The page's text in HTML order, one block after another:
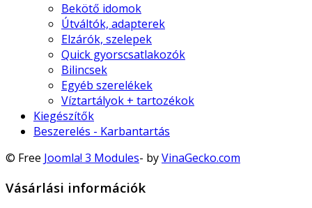
Bekötő idomok
Útváltók, adapterek
Elzárók, szelepek
Quick gyorscsatlakozók
Bilincsek
Egyéb szerelékek
Víztartályok + tartozékok
Kiegészítők
Beszerelés - Karbantartás
© Free Joomla! 3 Modules- byVinaGecko.com
Vásárlási információk